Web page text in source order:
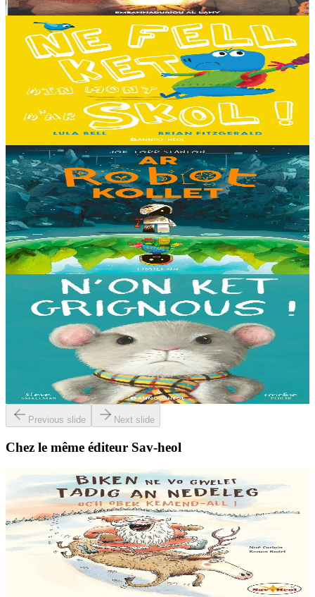
En stock11,00 €
3 ans et plus
Bannoù-heol
I don't want to go to school!
C'est le premier jour d'école des Souris et des Dinosaures. Ils n'ont
pas envie d'y aller. Mais quand les cours commencent, une très
grande surprise les attend…...
13,00 €
8 ans et plus
Timilenn
The Lost Robot
Au cœur d’une décharge, un petit robot brisé s’éveille. Il ne se
souvient plus d’où il vient ni depuis combien de temps il est là, mais
il sait qu’il n’est pas à sa place....
En stock
14,00 €
Bannoù-heol
I'm not grumpy!
À la lisière de la forêt vit une petite souris. C'est la souris la plus
grognonne et la plus hargneuse des environs, jusqu'à sa rencontre
avec un petit blaireau...
En stock13,00 €
Previous slide Next slide
Chez le même éditeur Sav-heol
6 ans et plus
Sav-heol
Tout ce que le Père Noël ne fera jamais
Tout ce que le Père Noël ne fera jamais : • Confondre Pâques et
Noël. • Manger tous les gâteaux laissés par les enfants et ne plus
pouvoir passer par la cheminée....